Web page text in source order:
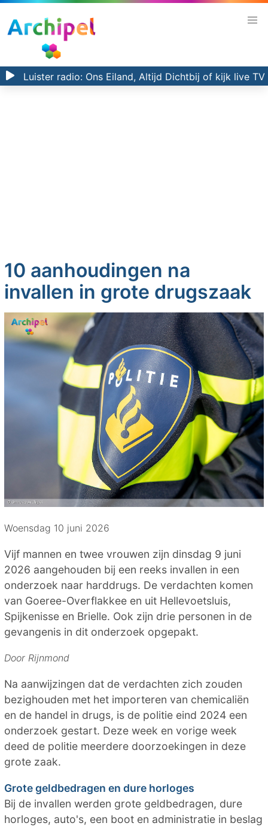
Luister radio: Ons Eiland, Altijd Dichtbij of kijk live TV
10 aanhoudingen na
invallen in grote drugszaak
Woensdag 10 juni 2026
Vijf mannen en twee vrouwen zijn dinsdag 9 juni
2026 aangehouden bij een reeks invallen in een
onderzoek naar harddrugs. De verdachten komen
van Goeree-Overflakkee en uit Hellevoetsluis,
Spijkenisse en Brielle. Ook zijn drie personen in de
gevangenis in dit onderzoek opgepakt.
Door Rijnmond
Na aanwijzingen dat de verdachten zich zouden
bezighouden met het importeren van chemicaliën
en de handel in drugs, is de politie eind 2024 een
onderzoek gestart. Deze week en vorige week
deed de politie meerdere doorzoekingen in deze
grote zaak.
Grote geldbedragen en dure horloges
Bij de invallen werden grote geldbedragen, dure
horloges, auto's, een boot en administratie in beslag